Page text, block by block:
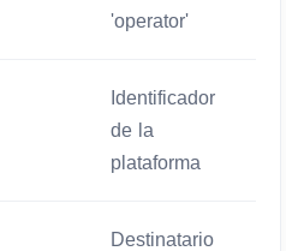
'operator'
Identificador
de la
plataforma
Destinatario